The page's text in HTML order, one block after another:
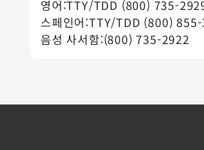
영어:TTY/TDD (800) 735-
스페인어:TTY/TDD (800)
음성 사서함:(800) 735-2922